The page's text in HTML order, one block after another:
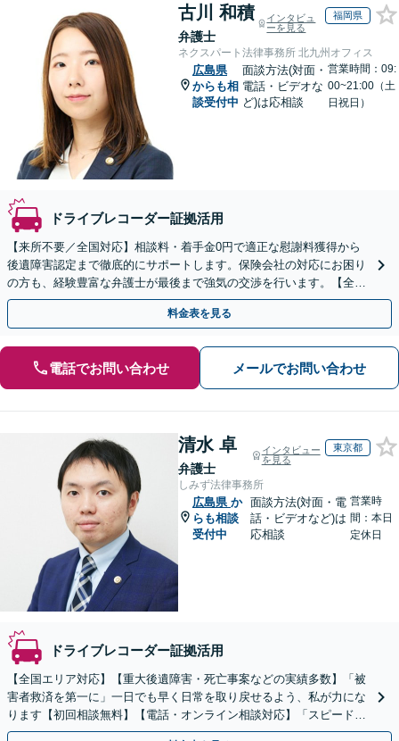
古川 和積
弁護士
インタビュ
ーを見る
福岡県
ネクスパート法律事務所 北九州オフィス
広島県
からも相
談受付中
面談方法(対面・
電話・ビデオな
ど)は応相談
営業時間：09:
00~21:00（土
日祝日）
ドライブレコーダー証拠活用
【来所不要／全国対応】相談料・着手金0円で適正な慰謝料獲得から
後遺障害認定まで徹底的にサポートします。保険会社の対応にお困り
の方も、経験豊富な弁護士が最後まで強気の交渉を行います。【全国
13拠点】お気軽にご相談ください。
料金表を見る
電話でお問い合わせ メールでお問い合わせ
清水 卓
弁護士
インタビュー
を見る
東京都
しみず法律事務所
広島県 か
らも相談
受付中
面談方法(対面・電
話・ビデオなど)は
応相談
営業時
間：本日
定休日
ドライブレコーダー証拠活用
【全国エリア対応】【重大後遺障害・死亡事案などの実績多数】「被
害者救済を第一に」一日でも早く日常を取り戻せるよう、私が力にな
ります【初回相談無料】【電話・オンライン相談対応】「スピード対
応・納得できる解決を」「刑事裁判のニーズにも対応」